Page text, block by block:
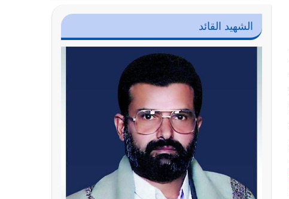
الشهيد القائد